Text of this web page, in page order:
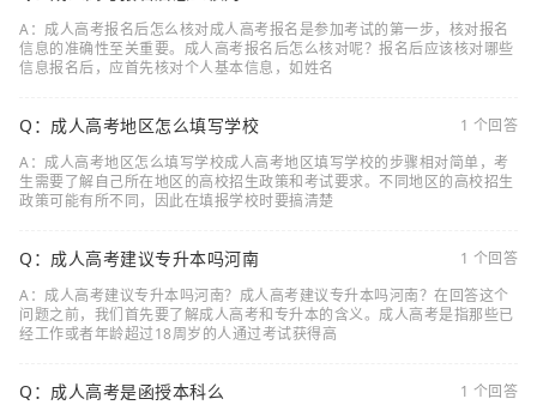
A：成人高考报名后怎么核对成人高考报名是参加考试的第一步，核对报名
信息的准确性至关重要。成人高考报名后怎么核对呢？报名后应该核对哪些
信息报名后，应首先核对个人基本信息，如姓名
Q：成人高考地区怎么填写学校
1 个回答
A：成人高考地区怎么填写学校成人高考地区填写学校的步骤相对简单，考
生需要了解自己所在地区的高校招生政策和考试要求。不同地区的高校招生
政策可能有所不同，因此在填报学校时要搞清楚
Q：成人高考建议专升本吗河南
1 个回答
A：成人高考建议专升本吗河南？成人高考建议专升本吗河南？在回答这个
问题之前，我们首先要了解成人高考和专升本的含义。成人高考是指那些已
经工作或者年龄超过18周岁的人通过考试获得高
Q：成人高考是函授本科么
1 个回答